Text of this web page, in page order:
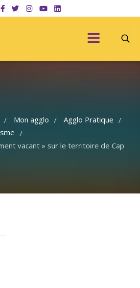
/ Mon agglo / Agglo Pratique /
/
vacant » sur le territoire de Cap